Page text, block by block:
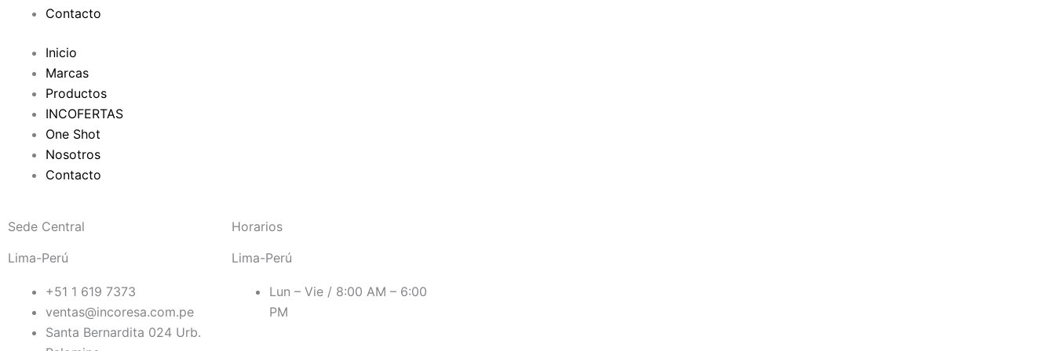
-
f
Contacto
Inicio
Marcas
Productos
INCOFERTAS
One Shot
Nosotros
Contacto
Sede Central
Lima-Perú
+51 1 619 7373
ventas@incoresa.com.pe
Santa Bernardita 024 Urb.
Horarios
Lima-Perú
Lun – Vie / 8:00 AM – 6:00
PM